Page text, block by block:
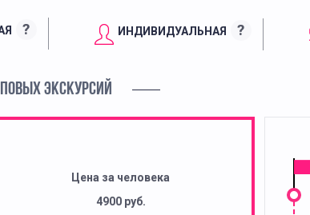
? ИНДИВИДУАЛЬНАЯ ?
ЭКСКУРСИЙ
Цена за человека
4900 руб.